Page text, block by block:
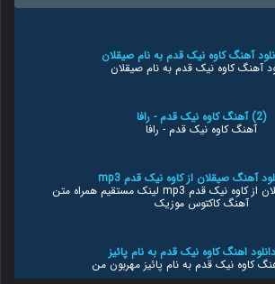
آهنگ کاوه نیک قدم به نام صیقلان
(2) آهنگ کاوه نیک قدم - رافا
آهنگ کاوه نیک قدم - رافا
دانلود آهنگ صیقلان از کاوه نیک قدم mp3 لینک مستقیم همراه متن
آهنگ کاکتوس موزیک
کاوه نیک قدم به نام پائیز مهربون من